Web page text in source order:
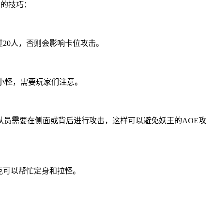
技巧：
人，否则会影响卡位攻击。
，需要玩家们注意。
需要在侧面或背后进行攻击，这样可以避免妖王的AOE攻
以帮忙定身和拉怪。